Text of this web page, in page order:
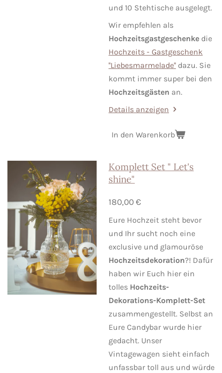
und 10 Stehtische ausgelegt.
Wir empfehlen als
Hochzeitsgastgeschenke die
Hochzeits - Gastgeschenk
''Liebesmarmelade'' dazu. Sie
kommt immer super bei den
Hochzeitsgästen an.
Details anzeigen
In den Warenkorb
Komplett Set " Let's
shine"
180,00 €
Eure Hochzeit steht bevor
und Ihr sucht noch eine
exclusive und glamouröse
Hochzeitsdekoration?! Dafür
haben wir Euch hier ein
tolles Hochzeits-
Dekorations-Komplett-Set
zusammengestellt. Selbst an
Eure Candybar wurde hier
gedacht. Unser
Vintagewagen sieht einfach
unfassbar toll aus und würde